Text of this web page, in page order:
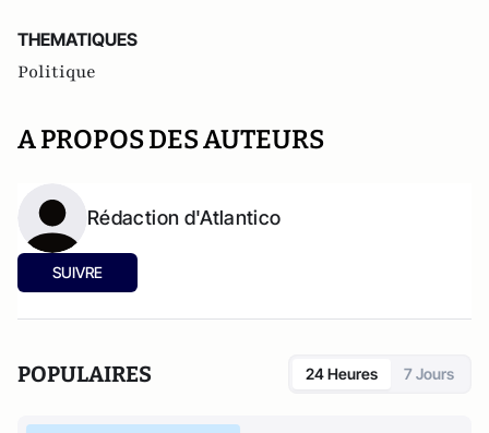
THEMATIQUES
Politique
A PROPOS DES AUTEURS
Rédaction d'Atlantico
SUIVRE
POPULAIRES 24 Heures 7 Jours